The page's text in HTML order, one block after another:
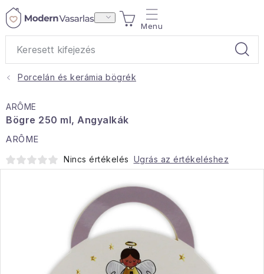
Ugrás
KOSÁR
Otthoni illatok
Hobbi és kert
Gyűjtemény
Porcelán és kerámia bögrék
ARÔME
Bögre 250 ml, Angyalkák
ARÔME
Nincs értékelés Ugrás az értékeléshez